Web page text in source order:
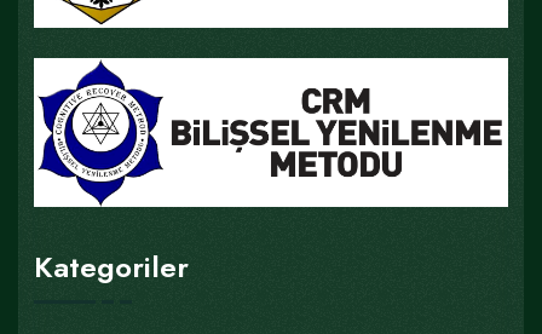
Kategoriler